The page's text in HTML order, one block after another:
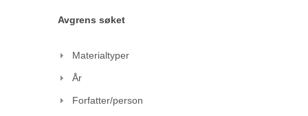
Avgrens søket
Materialtyper
År
Forfatter/person